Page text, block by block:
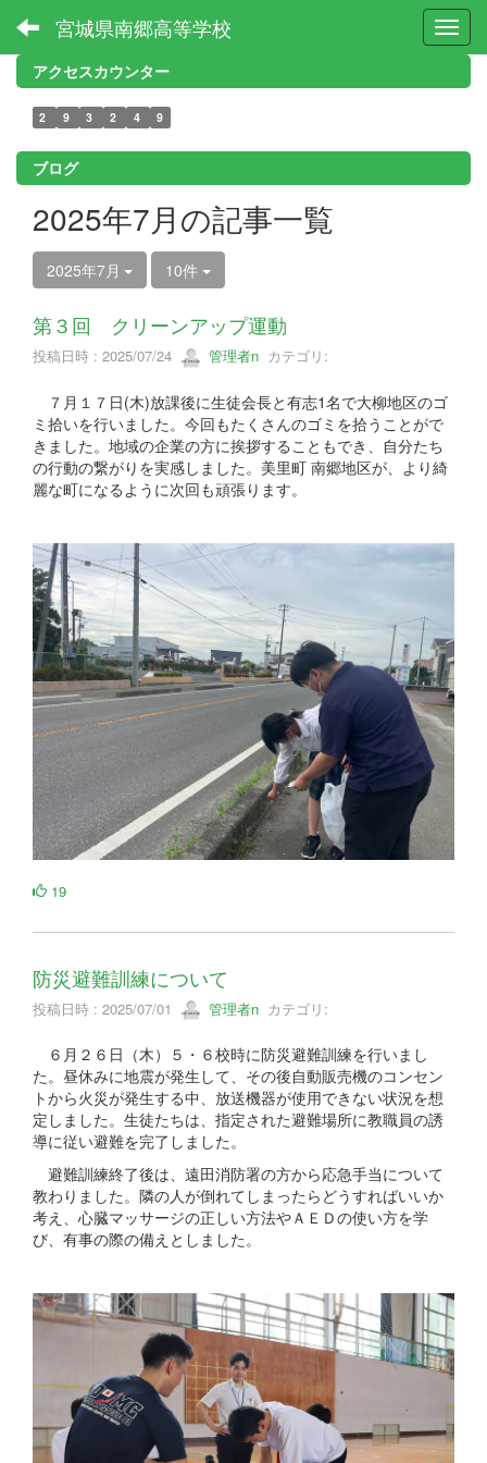
宮城県南郷高等学校
アクセスカウンター
2 9 3 2 4 9
ブログ
2025年7月の記事一覧
2025年7月 10件
第３回 クリーンアップ運動
投稿日時 : 2025/07/24 管理者n カテゴリ:
７月１７日(木)放課後に生徒会長と有志1名で大柳地区のゴ
ミ拾いを行いました。今回もたくさんのゴミを拾うことがで
きました。地域の企業の方に挨拶することもでき、自分たち
の行動の繋がりを実感しました。美里町 南郷地区が、より綺
麗な町になるように次回も頑張ります。
19
防災避難訓練について
投稿日時 : 2025/07/01 管理者n カテゴリ:
６月２６日（木）５・６校時に防災避難訓練を行いまし
た。昼休みに地震が発生して、その後自動販売機のコンセン
トから火災が発生する中、放送機器が使用できない状況を想
定しました。生徒たちは、指定された避難場所に教職員の誘
導に従い避難を完了しました。
避難訓練終了後は、遠田消防署の方から応急手当について
教わりました。隣の人が倒れてしまったらどうすればいいか
考え、心臓マッサージの正しい方法やＡＥＤの使い方を学
び、有事の際の備えとしました。